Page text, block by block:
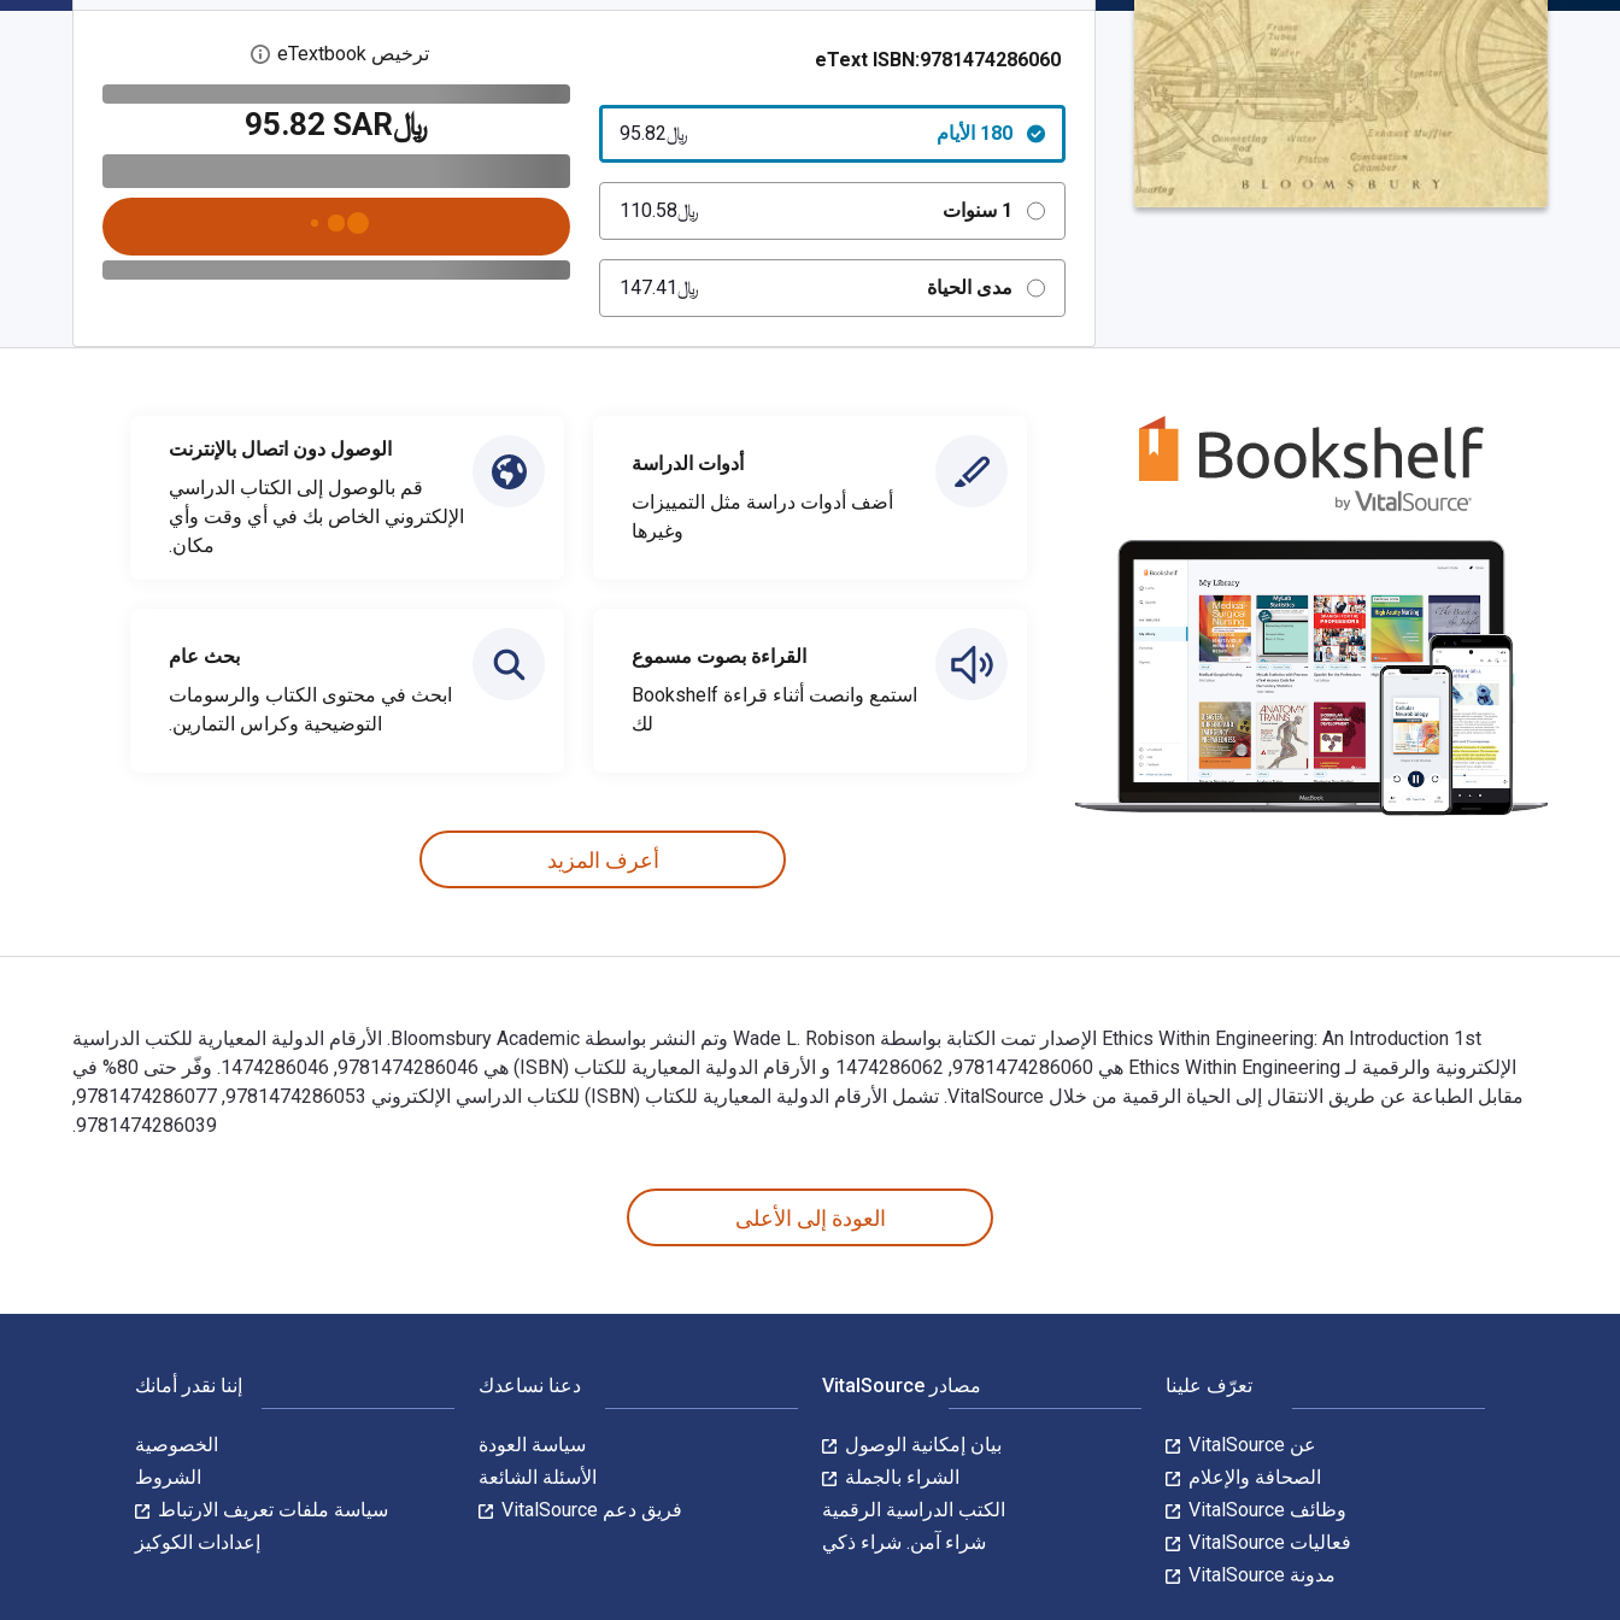
eText ISBN:9781474286060
180 الأيام ﷼‎95.82
1 سنوات ﷼‎110.58
مدى الحياة ﷼‎147.41
ترخيص eTextbook افتح مربع حوار الترخيص
﷼‎95.82 SAR
أدوات الدراسة
أضف أدوات دراسة مثل التمييزات
وغيرها
القراءة بصوت مسموع
استمع وانصت أثناء قراءة Bookshelf
لك
الوصول دون اتصال بالإنترنت
قم بالوصول إلى الكتاب الدراسي
الإلكتروني الخاص بك في أي وقت وأي
مكان.
بحث عام
ابحث في محتوى الكتاب والرسومات
التوضيحية وكراس التمارين.
أعرف المزيد
Ethics Within Engineering: An Introduction 1st الإصدار تمت الكتابة بواسطة Wade L. Robison وتم النشر بواسطة Bloomsbury Academic. الأرقام الدولية المعيارية للكتب الدراسية
الإلكترونية والرقمية لـ Ethics Within Engineering هي 9781474286060, 1474286062 و الأرقام الدولية المعيارية للكتاب (ISBN) هي 9781474286046, 1474286046. وفّر حتى 80% في
مقابل الطباعة عن طريق الانتقال إلى الحياة الرقمية من خلال VitalSource. تشمل الأرقام الدولية المعيارية للكتاب (ISBN) للكتاب الدراسي الإلكتروني 9781474286053, 9781474286077,
9781474286039.
العودة إلى الأعلى
تعرّف علينا
عن VitalSource
الصحافة والإعلام
وظائف VitalSource
فعاليات VitalSource
مدونة VitalSource
مصادر VitalSource
بيان إمكانية الوصول
الشراء بالجملة
الكتب الدراسية الرقمية
شراء آمن. شراء ذكي
دعنا نساعدك
سياسة العودة
الأسئلة الشائعة
فريق دعم VitalSource
إننا نقدر أمانك
الخصوصية
الشروط
سياسة ملفات تعريف الارتباط
إعدادات الكوكيز